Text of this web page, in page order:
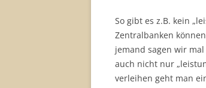
So gibt es z.B. kein
Zentralbanken
jemand sagen wir
auch nicht nur
verleihen geht man